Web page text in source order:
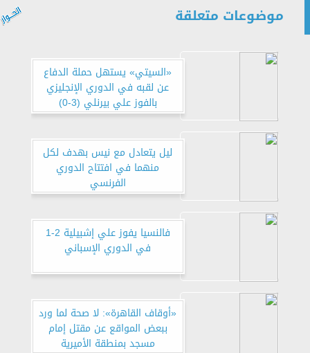
موضوعات متعلقة
«السيتي» يستهل حملة الدفاع
عن لقبه في الدوري الإنجليزي
بالفوز علي بيرنلي (3-0)
ليل يتعادل مع نيس بهدف لكل
منهما في افتتاح الدوري
الفرنسي
في الدوري الإسباني
«أوقاف القاهرة»: لا صحة لما ورد
ببعض المواقع عن مقتل إمام
مسجد بمنطقة الأميرية